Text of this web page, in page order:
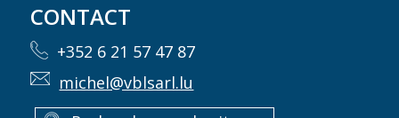
CONTACT
+352 6 21 57 47 87
michel@vblsarl.lu